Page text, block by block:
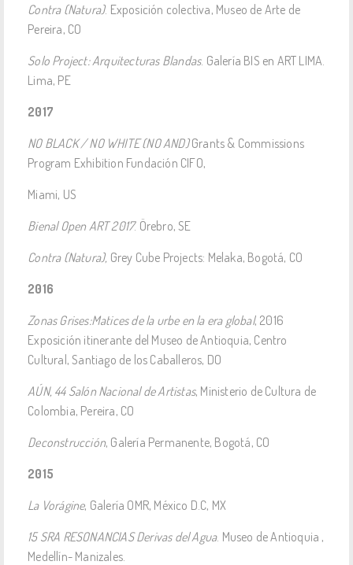
Contra (Natura). Exposición colectiva, Museo de Arte de
Pereira, CO
Solo Project: Arquitecturas Blandas. Galería BIS en ART LIMA.
Lima, PE
2017
NO BLACK / NO WHITE (NO AND)Grants & Commissions
Program Exhibition Fundación CIFO,
Miami, US
Bienal Open ART 2017. Örebro, SE
Contra (Natura), Grey Cube Projects: Melaka, Bogotá, CO
2016
Zonas Grises:Matices de la urbe en la era global, 2016
Exposición itinerante del Museo de Antioquia, Centro
Cultural, Santiago de los Caballeros, DO
AÚN, 44 Salón Nacional de Artistas, Ministerio de Cultura de
Colombia, Pereira, CO
Deconstrucción, Galería Permanente, Bogotá, CO
2015
La Vorágine, Galería OMR, México D.C, MX
15 SRA RESONANCIAS Derivas del Agua. Museo de Antioquia ,
Medellín- Manizales.